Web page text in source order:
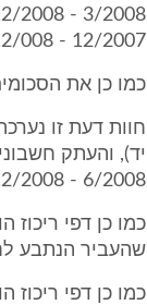
12/2007 - 2/008.
כמו כן את הסכומים
חוות דעת זו
6/2008 - 12/2008.
כמו כן דפי
שהעביר הנתבע לחודשים 12/
כמו כן דפי